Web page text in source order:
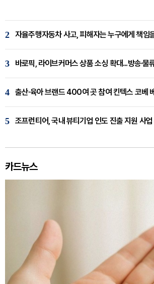
2 자율주행자동차 사고, 피해자는 누구에게 책임
3 바로픽, 라이브커머스 상품 소싱 확대...방송·물
4 출산·육아 브랜드 400여 곳 참여 킨텍스 코베
5 조프런티어, 국내 뷰티기업 인도 진출 지원 사업
카드뉴스